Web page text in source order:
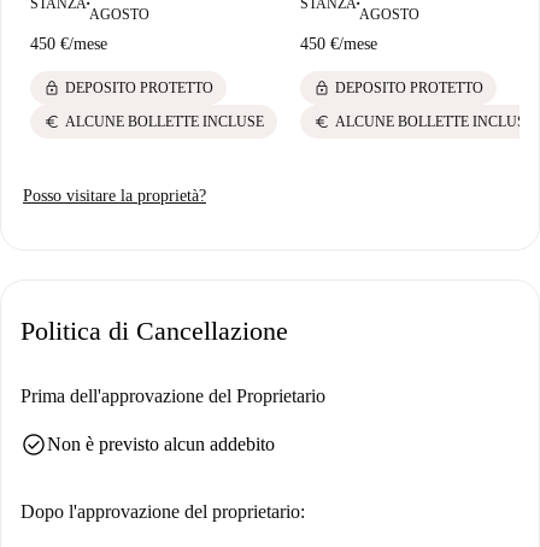
■
AGOSTO
450 €/mese
lock DEPOSITO PROTETTO
euro ALCUNE BOLLETTE INCLUSE
■
AGOSTO
450 €/mese
lock DEPOSITO PROTETTO
euro ALCUNE BOLLETTE INCLUSE
Posso visitare la proprietà?
Politica di Cancellazione
Prima dell'approvazione del Proprietario
check_circleNon è previsto alcun addebito
Dopo l'approvazione del proprietario: